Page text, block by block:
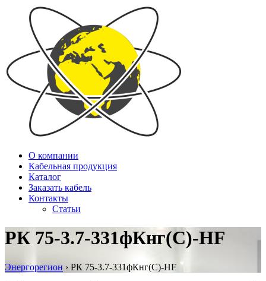
О компании
Кабельная продукция
Каталог
Заказать кабель
Контакты
Статьи
РК 75-3.7-331фКнг(С)-HF
Энергорегион › РК 75-3.7-331фКнг(С)-HF